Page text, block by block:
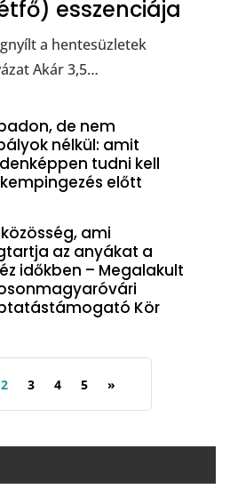
esszenciája
a hentesüzletek
Akár 3,5…
de nem
nélkül: amit
tudni kell
előtt
ami
az anyákat a
időkben – Megalakult
Kör
2 3 4 5 »